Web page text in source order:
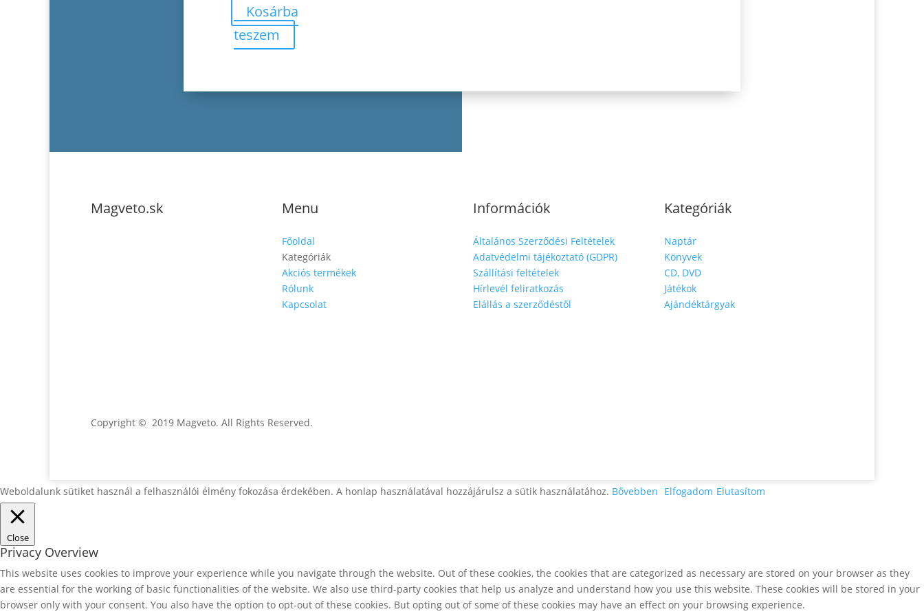
Kosárba
teszem
Magveto.sk Menu
Főoldal
Kategóriák
Akciós termékek
Rólunk
Kapcsolat
Információk
Általános Szerződési Feltételek
Adatvédelmi tájékoztató (GDPR)
Szállítási feltételek
Hírlevél feliratkozás
Elállás a szerződéstől
Kategóriák
Naptár
Könyvek
CD, DVD
Játékok
Ajándéktárgyak
Copyright © 2019 Magveto. All Rights Reserved.
Weboldalunk sütiket használ a felhasználói élmény fokozása érdekében. A honlap használatával hozzájárulsz a sütik használatához. Bővebben Elfogadom Elutasítom
Close
Privacy Overview
This website uses cookies to improve your experience while you navigate through the website. Out of these cookies, the cookies that are categorized as necessary are stored on your browser as they
are essential for the working of basic functionalities of the website. We also use third-party cookies that help us analyze and understand how you use this website. These cookies will be stored in your
browser only with your consent. You also have the option to opt-out of these cookies. But opting out of some of these cookies may have an effect on your browsing experience.